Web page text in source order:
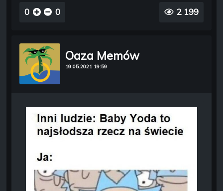
0 0 2 199
Oaza Memów
19.05.2021 19:59